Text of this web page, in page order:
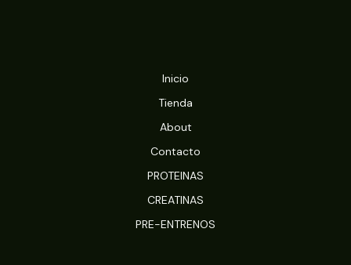
Inicio
Tienda
About
Contacto
PROTEINAS
CREATINAS
PRE-ENTRENOS